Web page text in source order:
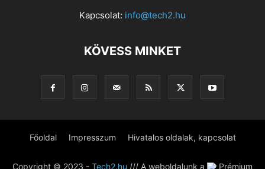
Kapcsolat: info@tech2.hu
KÖVESS MINKET
Főoldal Impresszum Hivatalos oldalak, kapcsolat
Copyright © 2023 - Tech2.hu /// A weboldalunk a Prémium